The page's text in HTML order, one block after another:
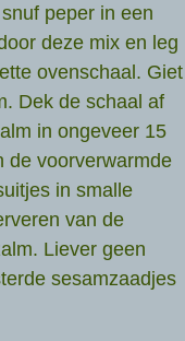
peper in een
deze mix en leg
ovenschaal. Giet
Dek de schaal af
in ongeveer 15
de voorverwarmde
in smalle
van de
Liever geen
sesamzaadjes